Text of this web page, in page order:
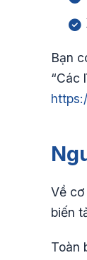
Bạn
“Các
Về
biến
Toàn